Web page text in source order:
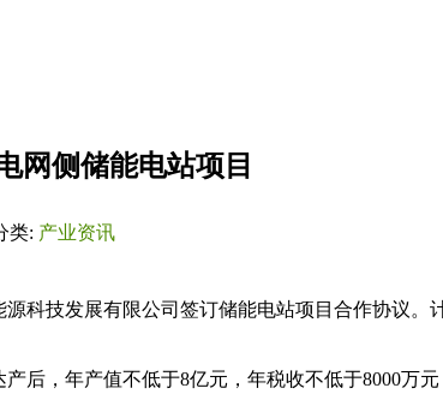
网侧储能电站项目
类: 产业资讯
科技发展有限公司签订储能电站项目合作协议
后，年产值不低于8亿元，年税收不低于8000万元